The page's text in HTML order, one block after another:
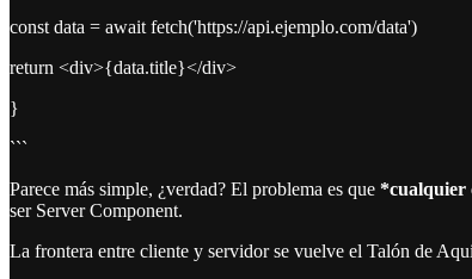
const data = await fetch('https://api.ejemplo.com/data')
return <div>{data.title}</div>
}
```
Parece más simple, ¿verdad? El problema es que *cualquier
ser Server Component.
La frontera entre cliente y servidor se vuelve el Talón de